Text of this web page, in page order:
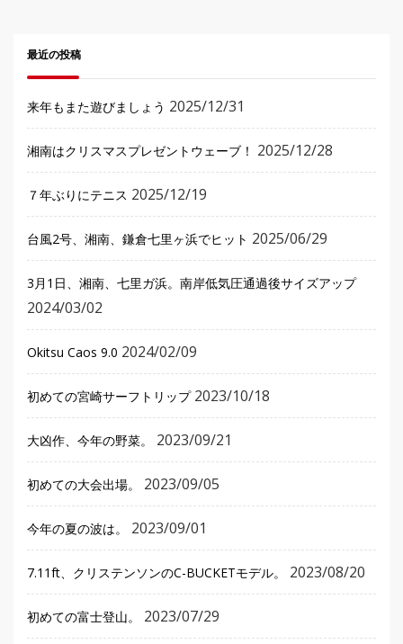
最近の投稿
来年もまた遊びましょう 2025/12/31
湘南はクリスマスプレゼントウェーブ！ 2025/12/28
７年ぶりにテニス 2025/12/19
台風2号、湘南、鎌倉七里ヶ浜でヒット 2025/06/29
3月1日、湘南、七里ガ浜。南岸低気圧通過後サイズアップ
2024/03/02
Okitsu Caos 9.0 2024/02/09
初めての宮崎サーフトリップ 2023/10/18
大凶作、今年の野菜。 2023/09/21
初めての大会出場。 2023/09/05
今年の夏の波は。 2023/09/01
7.11ft、クリステンソンのC-BUCKETモデル。 2023/08/20
初めての富士登山。 2023/07/29